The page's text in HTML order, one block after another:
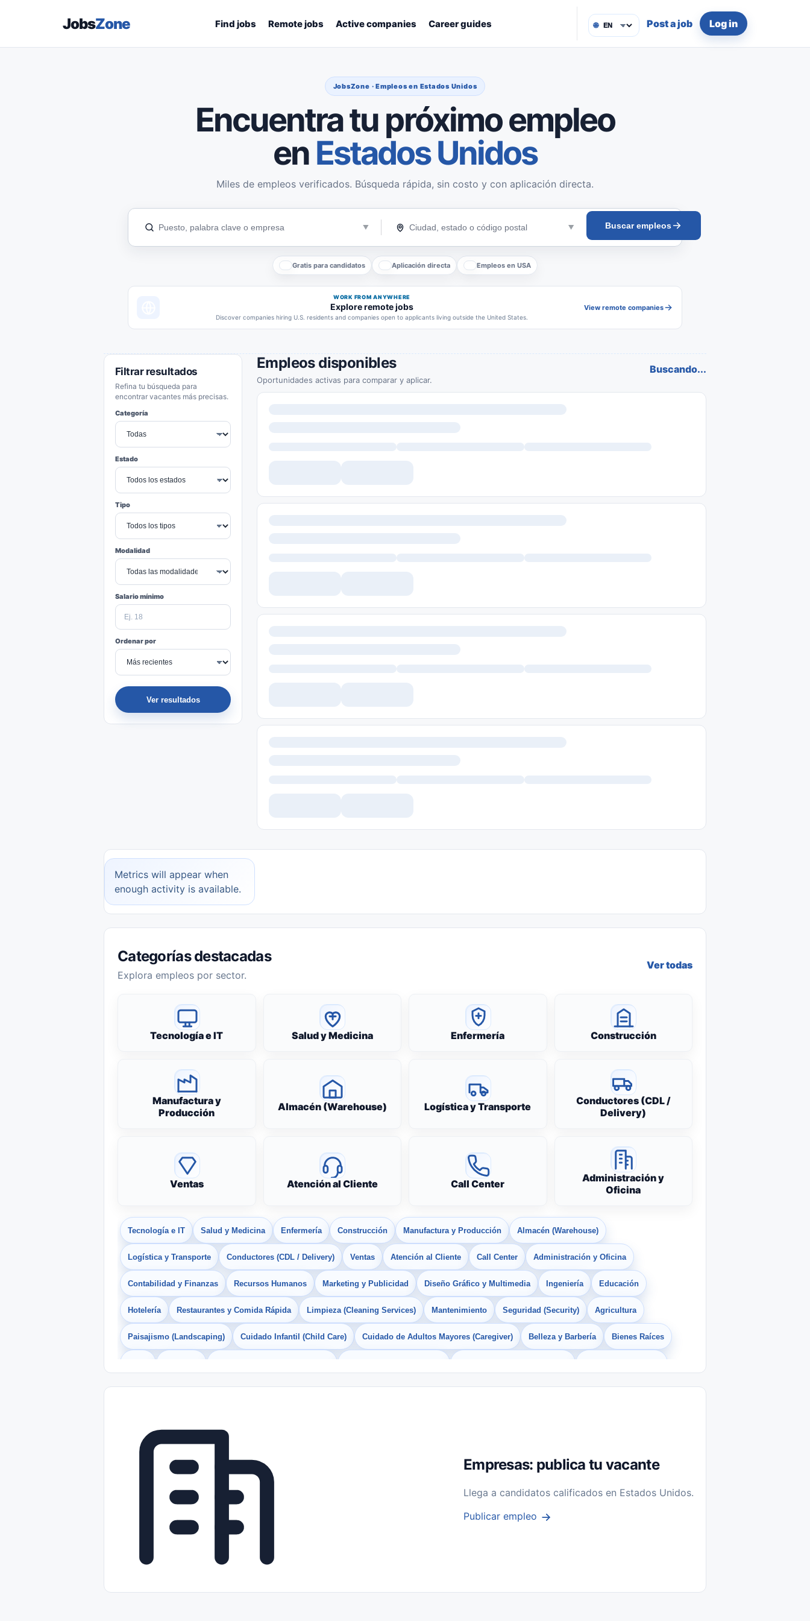
JobsZone Find jobs Remote jobs Active companies Career guides 🌐 Post a job Log in
JobsZone · Empleos en Estados Unidos
Encuentra tu próximo empleo
en Estados Unidos
Miles de empleos verificados. Búsqueda rápida, sin costo y con aplicación directa.
Buscar empleos
Gratis para candidatos Aplicación directa Empleos en USA
WORK FROM ANYWHERE
Explore remote jobs
Discover companies hiring U.S. residents and companies open to applicants living outside the United States.
View remote companies
Filtrar resultados
Refina tu búsqueda para
encontrar vacantes más precisas.
Categoría
Estado
Tipo
Modalidad
Salario mínimo
Ordenar por
Ver resultados
Empleos disponibles
Oportunidades activas para comparar y aplicar.
Buscando...
Metrics will appear when
enough activity is available.
Categorías destacadas
Explora empleos por sector.
Ver todas
Tecnología e IT Salud y Medicina Enfermería Construcción
Manufactura y
Producción
Almacén (Warehouse) Logística y Transporte
Conductores (CDL /
Delivery)
Ventas Atención al Cliente Call Center
Administración y
Oficina
Tecnología e IT Salud y Medicina Enfermería Construcción Manufactura y Producción Almacén (Warehouse)
Logística y Transporte Conductores (CDL / Delivery) Ventas Atención al Cliente Call Center Administración y Oficina
Contabilidad y Finanzas Recursos Humanos Marketing y Publicidad Diseño Gráfico y Multimedia Ingeniería Educación
Hotelería Restaurantes y Comida Rápida Limpieza (Cleaning Services) Mantenimiento Seguridad (Security) Agricultura
Paisajismo (Landscaping) Cuidado Infantil (Child Care) Cuidado de Adultos Mayores (Caregiver) Belleza y Barbería Bienes Raíces
Freelance Prácticas (Internships) Empleos para Estudiantes Empleos Bilingües (English/Spanish) Sin Experiencia
Telecomunicaciones
Empresas: publica tu vacante
Llega a candidatos calificados en Estados Unidos.
Publicar empleo